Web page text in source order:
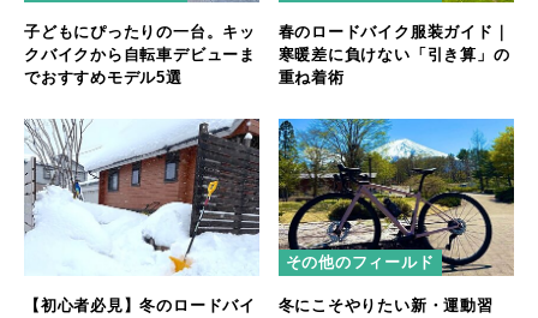
子どもにぴったりの一台。キッ
クバイクから自転車デビューま
でおすすめモデル5選
春のロードバイク服装ガイド｜
寒暖差に負けない「引き算」の
重ね着術
【初心者必見】冬のロードバイ
その他のフィールド
冬にこそやりたい新・運動習